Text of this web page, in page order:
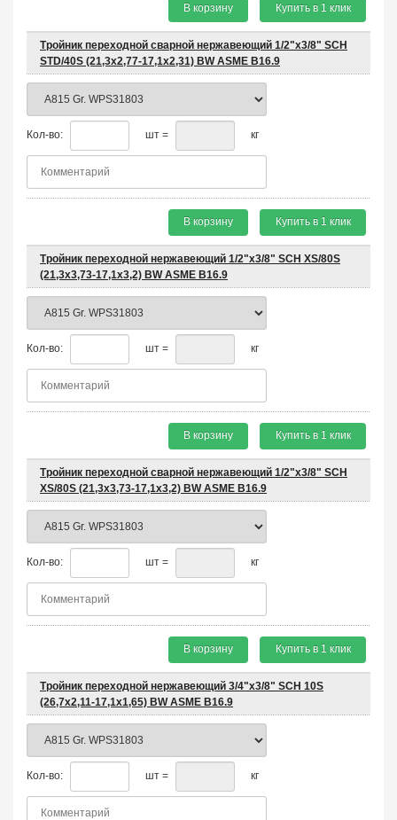
В корзину Купить в 1 клик
Тройник переходной сварной нержавеющий 1/2"х3/8" SCH
STD/40S (21,3х2,77-17,1х2,31) BW ASME B16.9
Кол-во: шт = кг
В корзину Купить в 1 клик
Тройник переходной нержавеющий 1/2"х3/8" SCH XS/80S
(21,3x3,73-17,1x3,2) BW ASME B16.9
Кол-во: шт = кг
В корзину Купить в 1 клик
Тройник переходной сварной нержавеющий 1/2"х3/8" SCH
XS/80S (21,3х3,73-17,1х3,2) BW ASME B16.9
Кол-во: шт = кг
В корзину Купить в 1 клик
Тройник переходной нержавеющий 3/4"х3/8" SCH 10S
(26,7x2,11-17,1x1,65) BW ASME B16.9
Кол-во: шт = кг